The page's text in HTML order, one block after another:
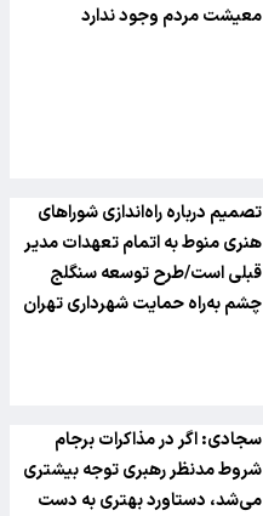
معیشت مردم وجود ندارد
تصمیم درباره راه‌اندازی شوراهای
هنری منوط به اتمام تعهدات مدیر
قبلی است/طرح توسعه سنگلج
چشم به‌راه حمایت شهرداری تهران
سجادی: اگر در مذاکرات برجام
شروط مدنظر رهبری توجه بیشتری
می‌شد، دستاورد بهتری به دست